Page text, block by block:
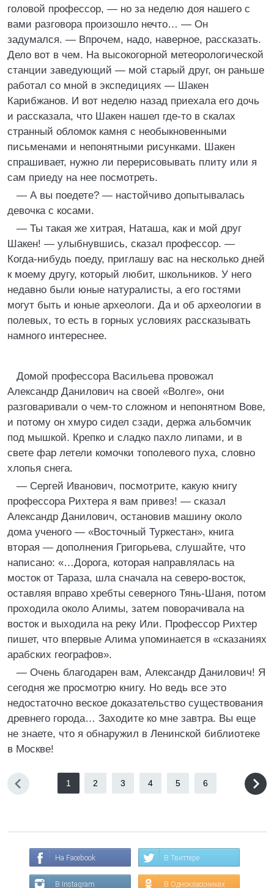
головой профессор, — но за неделю доя нашего с
вами разговора произошло нечто… — Он
задумался. — Впрочем, надо, наверное, рассказать.
Дело вот в чем. На высокогорной метеорологической
станции заведующий — мой старый друг, он раньше
работал со мной в экспедициях — Шакен
Карибжанов. И вот неделю назад приехала его дочь
и рассказала, что Шакен нашел где-то в скалах
странный обломок камня с необыкновенными
письменами и непонятными рисунками. Шакен
спрашивает, нужно ли перерисовывать плиту или я
сам приеду на нее посмотреть.
— А вы поедете? — настойчиво допытывалась
девочка с косами.
— Ты такая же хитрая, Наташа, как и мой друг
Шакен! — улыбнувшись, сказал профессор. —
Когда-нибудь поеду, приглашу вас на несколько дней
к моему другу, который любит, школьников. У него
недавно были юные натуралисты, а его гостями
могут быть и юные археологи. Да и об археологии в
полевых, то есть в горных условиях рассказывать
намного интереснее.
Домой профессора Васильева провожал
Александр Данилович на своей «Волге», они
разговаривали о чем-то сложном и непонятном Вове,
и потому он хмуро сидел сзади, держа альбомчик
под мышкой. Крепко и сладко пахло липами, и в
свете фар летели комочки тополевого пуха, словно
хлопья снега.
— Сергей Иванович, посмотрите, какую книгу
профессора Рихтера я вам привез! — сказал
Александр Данилович, остановив машину около
дома ученого — «Восточный Туркестан», книга
вторая — дополнения Григорьева, слушайте, что
написано: «…Дорога, которая направлялась на
мосток от Тараза, шла сначала на северо-восток,
оставляя вправо хребты северного Тянь-Шаня, потом
проходила около Алимы, затем поворачивала на
восток и выходила на реку Или. Профессор Рихтер
пишет, что впервые Алима упоминается в «сказаниях
арабских географов».
— Очень благодарен вам, Александр Данилович! Я
сегодня же просмотрю книгу. Но ведь все это
недостаточно веское доказательство существования
древнего города… Заходите ко мне завтра. Вы еще
не знаете, что я обнаружил в Ленинской библиотеке
в Москве!
1 2 3 4 5 6
На Facebook В Твиттере
В Instagram В Одноклассниках